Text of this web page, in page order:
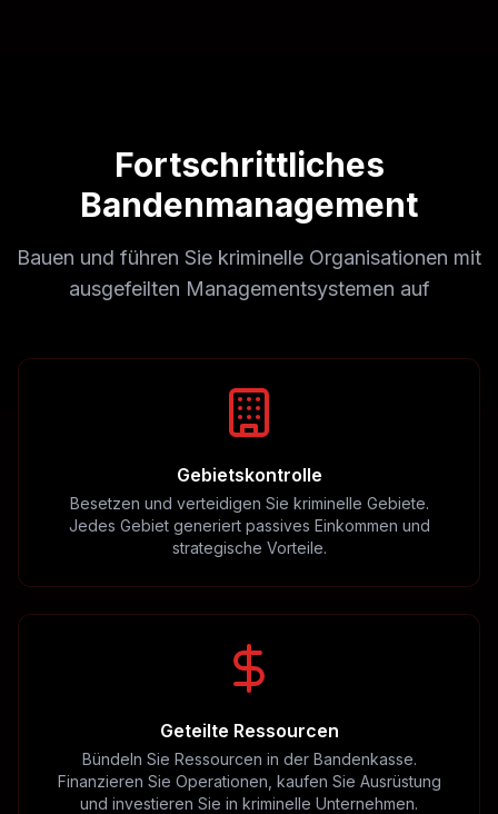
Fortschrittliches
Bandenmanagement
Bauen und führen Sie kriminelle Organisationen mit
ausgefeilten Managementsystemen auf
Gebietskontrolle
Besetzen und verteidigen Sie kriminelle Gebiete.
Jedes Gebiet generiert passives Einkommen und
strategische Vorteile.
Geteilte Ressourcen
Bündeln Sie Ressourcen in der Bandenkasse.
Finanzieren Sie Operationen, kaufen Sie Ausrüstung
und investieren Sie in kriminelle Unternehmen.